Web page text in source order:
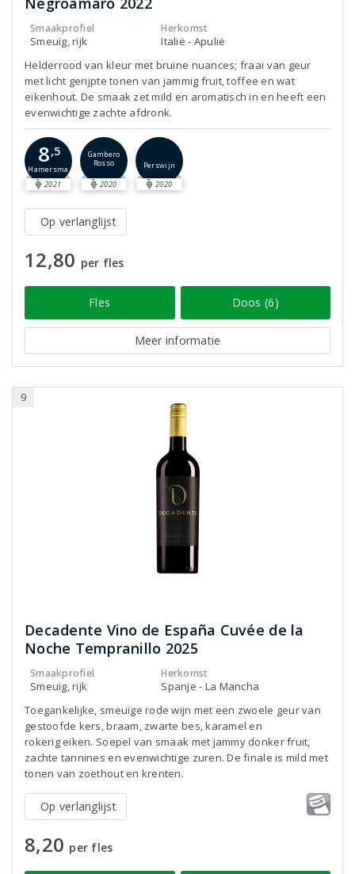
Smaakprofiel
Smeuïg, rijk
Herkomst
Italië - Apulië
Helderrood van kleur met bruine nuances; fraai van geur
met licht gerijpte tonen van jammig fruit, toffee en wat
eikenhout. De smaak zet mild en aromatisch in en heeft een
evenwichtige zachte afdronk.
8,5
Hamersma
2021
Gambero
Rosso
2020
Perswijn
2020
Op verlanglijst
12,80 per fles
Fles Doos (6)
Meer informatie
9
Decadente Vino de España Cuvée de la
Noche Tempranillo 2025
Smaakprofiel
Smeuïg, rijk
Herkomst
Spanje - La Mancha
Toegankelijke, smeuïge rode wijn met een zwoele geur van
gestoofde kers, braam, zwarte bes, karamel en
rokerig eiken. Soepel van smaak met jammy donker fruit,
zachte tannines en evenwichtige zuren. De finale is mild met
tonen van zoethout en krenten.
Op verlanglijst
8,20 per fles